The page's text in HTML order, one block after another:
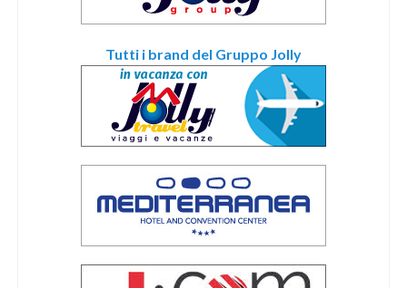
Tutti i brand del Gruppo Jolly